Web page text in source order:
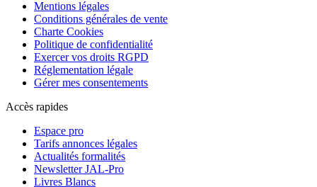
Mentions légales
Conditions générales de vente
Charte Cookies
Politique de confidentialité
Exercer vos droits RGPD
Réglementation légale
Gérer mes consentements
Accès rapides
Espace pro
Tarifs annonces légales
Actualités formalités
Newsletter JAL-Pro
Livres Blancs